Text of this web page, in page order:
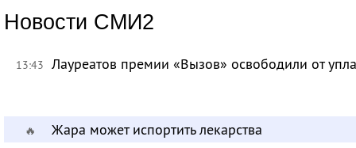
Новости СМИ2
13:43 Лауреатов премии «Вызов» освободили от
🔥 Жара может испортить лекарства